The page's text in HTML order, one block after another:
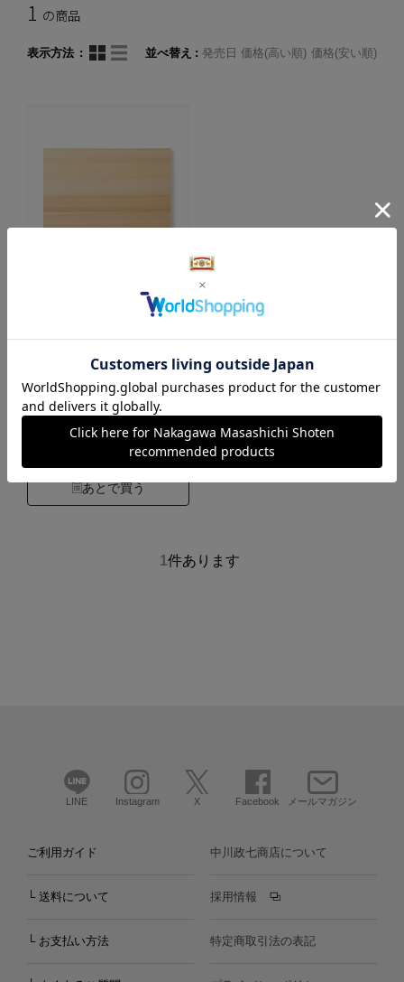
1 の商品
表示方法 並べ替え 発売日 価格(高い順) 価格(安い順)
食洗機で洗えるひの
（税込）
4.4（48）
カートに入れる
あとで買う
1件あります
LINE Instagram X Facebook メールマガジン
ご利用ガイド
└ 送料について
└ お支払い方法
中川政七商店について
採用情報
特定商取引法の表記